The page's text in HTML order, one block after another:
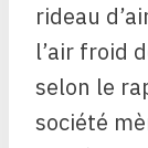
rideau
l’air froid
selon le
société